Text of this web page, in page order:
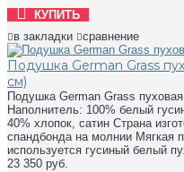
КУПИТЬ
в закладки
сравнение
Подушка German Grass
см)
Подушка German Grass
Наполнитель: 100% белый
40% хлопок, сатин Страна
спандбонда на молнии Мягкая
используется гусиный белый
23 350 руб.